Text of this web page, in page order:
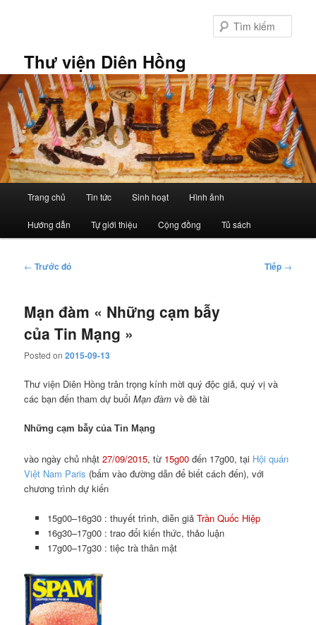
Thư viện Diên Hồng
kiếm
Trang chủ Tin tức Sinh hoạt Hình ảnh
Hướng dẫn Tự giới thiệu Cộng đồng Tủ sách
Điều
viết
← Trước đó Tiếp →
Mạn đàm « Những cạm bẫy
của Tin Mạng »
Posted on2015-09-13
Thư viện Diên Hồng trân trọng kính mời quý độc giả, quý vị và
các bạn đến tham dự buổiMạn đàm về đề tài
Những cạm bẫy của Tin Mạng
vào ngày chủ nhật27/09/2015, từ 15g00 đến 17g00, tại Hội quán
Việt Nam Paris (bấm vào đường dẫn để biết cách đến), với
chương trình dự kiến
15g00–16g30 : thuyết trình, diễn giả Trần Quốc Hiệp
16g30–17g00 : trao đổi kiến thức, thảo luận
17g00–17g30 : tiệc trà thân mật